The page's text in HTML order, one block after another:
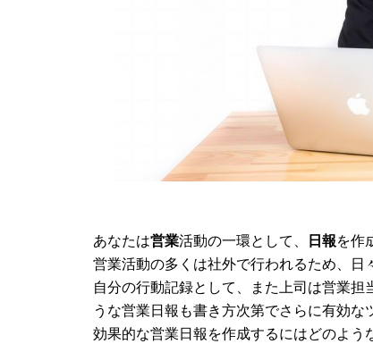
あなたは営業活動の一環として、 日報を作
営業活動の多くは社外で行われるため、
自分の行動記録として、また上司は営業
うな営業日報も書き方次第でさらに有効な
効果的な営業日報を作成するにはどのよう